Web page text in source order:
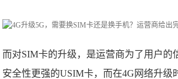
而对SIM卡的升级，是运营商为了用户的
安全性更强的USIM卡，而在4G网络升级